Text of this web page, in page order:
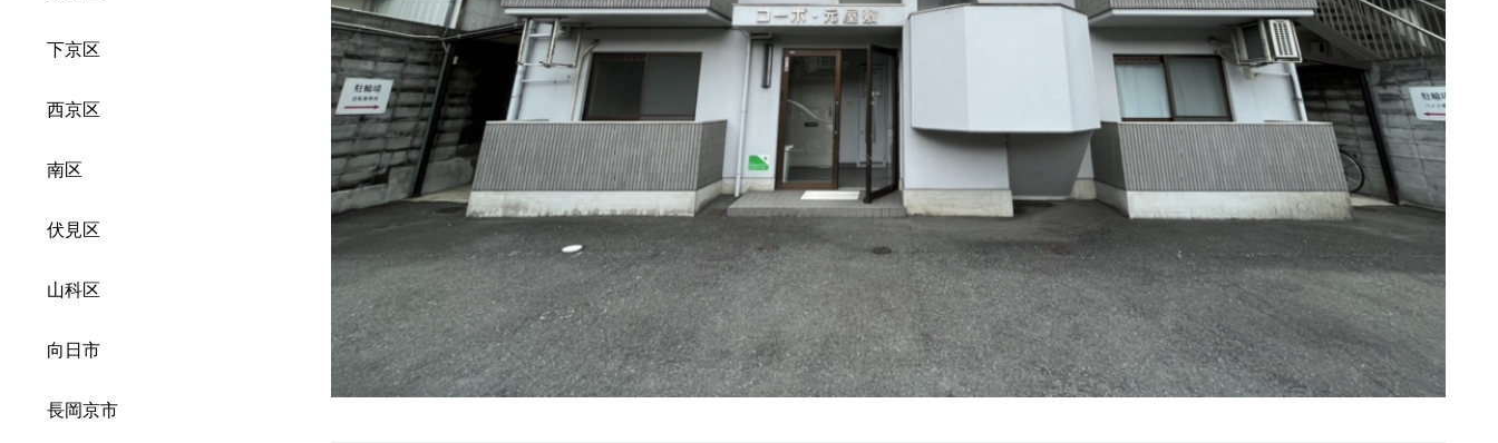
下京区
西京区
南区
伏見区
山科区
向日市
長岡京市